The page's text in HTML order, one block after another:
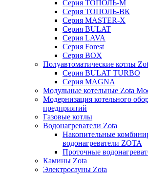
Серия ТОПОЛЬ-М
Серия ТОПОЛЬ-ВК
Серия MASTER-X
Серия BULAT
Серия LAVA
Серия Forest
Серия BOX
Полуавтоматические котлы
Серия BULAT TURBO
Серия MAGNA
Модульные котельные Zota
Модернизация котельного
предприятий
Газовые котлы
Водонагреватели Zota
Накопительные
водонагреватели ZOTA
Проточные
Камины Zota
Электросауны Zota